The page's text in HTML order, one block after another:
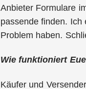
Anbieter Formulare
passende finden. Ich
Problem haben.
Wie funktioniert
Käufer und